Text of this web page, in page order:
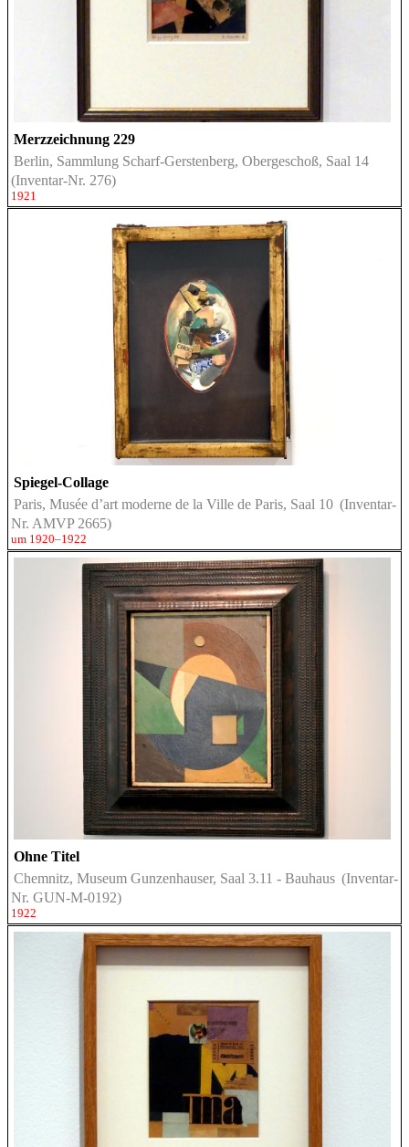
Merzzeichnung 229
Berlin, Sammlung Scharf-Gerstenberg, Obergeschoß, Saal 14
(Inventar-Nr. 276)
1921
Spiegel-Collage
Paris, Musée d’art moderne de la Ville de Paris, Saal 10 (Inventar-
Nr. AMVP 2665)
um 1920–1922
Ohne Titel
Chemnitz, Museum Gunzenhauser, Saal 3.11 - Bauhaus (Inventar-
Nr. GUN-M-0192)
1922